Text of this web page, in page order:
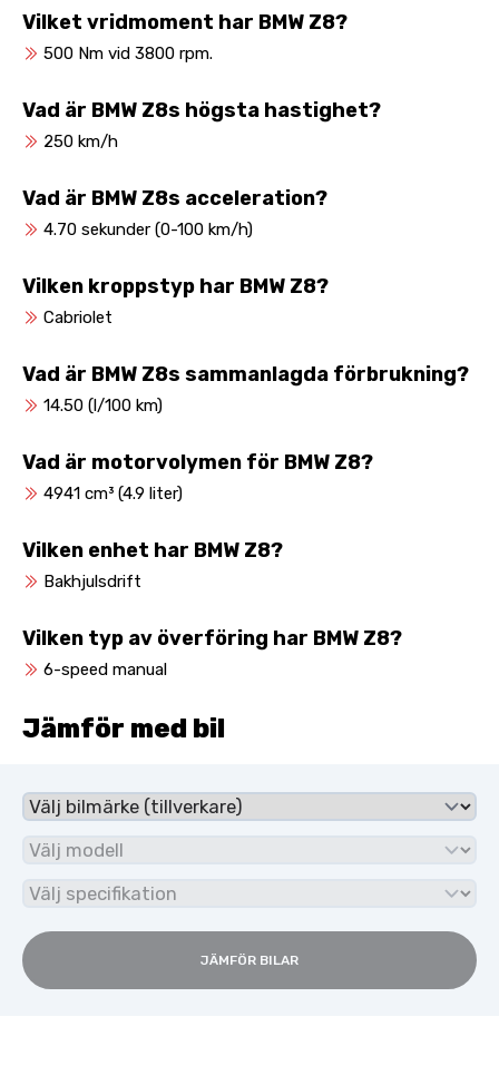
Vilket vridmoment har BMW Z8?
500 Nm vid 3800 rpm.
Vad är BMW Z8s högsta hastighet?
250 km/h
Vad är BMW Z8s acceleration?
4.70 sekunder (0-100 km/h)
Vilken kroppstyp har BMW Z8?
Cabriolet
Vad är BMW Z8s sammanlagda förbrukning?
14.50 (l/100 km)
Vad är motorvolymen för BMW Z8?
4941 cm³ (4.9 liter)
Vilken enhet har BMW Z8?
Bakhjulsdrift
Vilken typ av överföring har BMW Z8?
6-speed manual
Jämför med bil
JÄMFÖR BILAR